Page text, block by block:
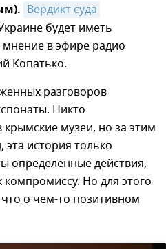
Вердикт суда
будет иметь
мнение в эфире радио
Копатько.
разговоров
Никто
музеи, но за этим
эта история только
определенные действия,
Но для этого
о чем-то позитивном